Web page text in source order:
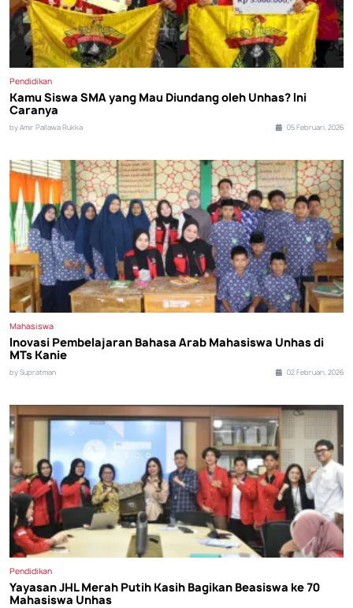
Pendidikan
Kamu Siswa SMA yang Mau Diundang oleh Unhas? Ini
Caranya
by Amir Pallawa Rukka 05 Februari, 2026
Mahasiswa
Inovasi Pembelajaran Bahasa Arab Mahasiswa Unhas di
MTs Kanie
by Supratman 02 Februari, 2026
Pendidikan
Yayasan JHL Merah Putih Kasih Bagikan Beasiswa ke 70
Mahasiswa Unhas